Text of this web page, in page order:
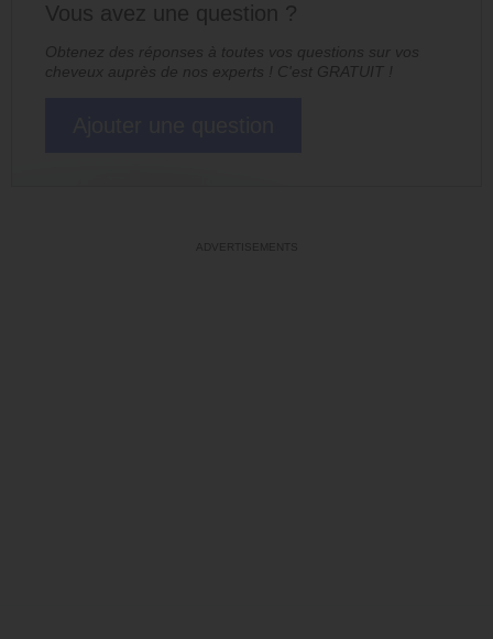
Vous avez une question ?
Obtenez des réponses à toutes vos questions sur vos
cheveux auprès de nos experts ! C'est GRATUIT !